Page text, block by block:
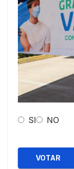
SI NO
VOTAR